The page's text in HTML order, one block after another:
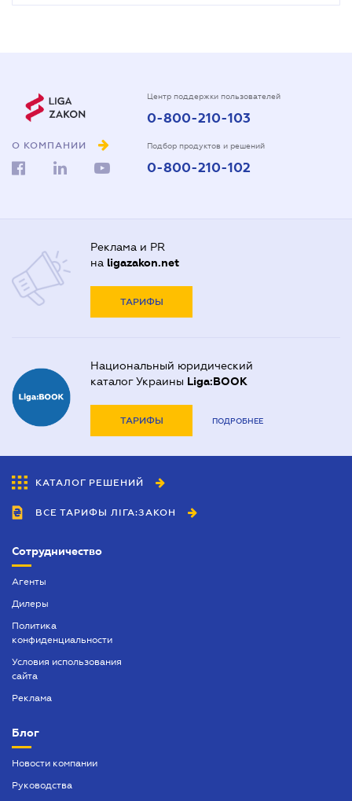
О КОМПАНИИ
Центр поддержки пользователей
0-800-210-103
Подбор продуктов и решений
0-800-210-102
Реклама и PR
на ligazakon.net
ТАРИФЫ
Национальный юридический
каталог Украины Liga:BOOK
ТАРИФЫ ПОДРОБНЕЕ
КАТАЛОГ РЕШЕНИЙ
ВСЕ ТАРИФЫ ЛІГА:ЗАКОН
Сотрудничество
Агенты
Дилеры
Политика
конфиденциальности
Условия использования
сайта
Реклама
Блог
Новости компании
Руководства